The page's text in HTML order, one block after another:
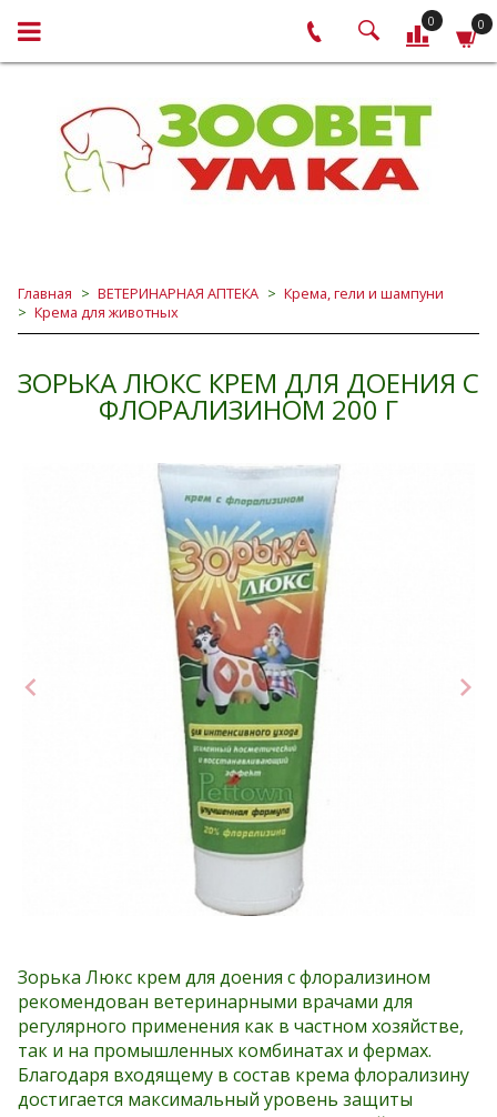
0 0
Главная ВЕТЕРИНАРНАЯ АПТЕКА
Крема, гели и шампуни
Крема для животных
ЗОРЬКА ЛЮКС КРЕМ ДЛЯ ДОЕНИЯ С
ФЛОРАЛИЗИНОМ 200 Г
Зорька Люкс крем для доения с флорализином
рекомендован ветеринарными врачами для
регулярного применения как в частном хозяйстве,
так и на промышленных комбинатах и фермах.
Благодаря входящему в состав крема флорализину
достигается максимальный уровень защиты